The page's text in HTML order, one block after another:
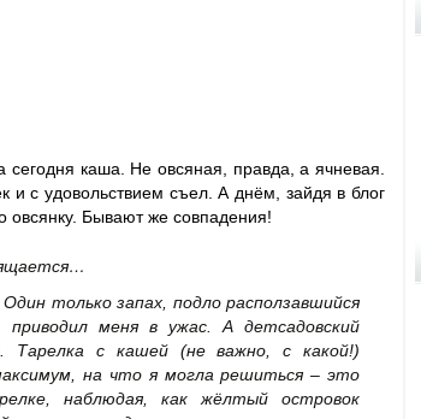
сегодня каша. Не овсяная, правда, а ячневая.
и с удовольствием съел. А днём, зайдя в блог
овсянку. Бывают же совпадения!
только запах, подло расползавшийся
меня в ужас. А детсадовский
Тарелка с кашей (не важно, с какой!)
на что я могла решиться – это
наблюдая, как жёлтый островок